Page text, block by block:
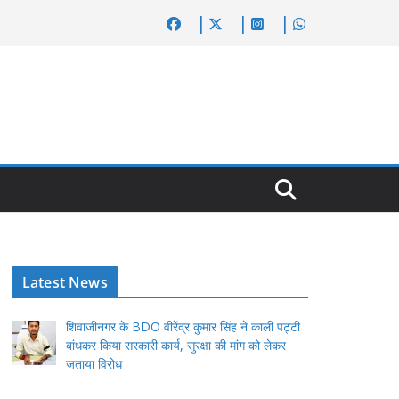
Latest News
शिवाजीनगर के BDO वीरेंद्र कुमार सिंह ने काली पट्टी
बांधकर किया सरकारी कार्य, सुरक्षा की मांग को लेकर
जताया विरोध